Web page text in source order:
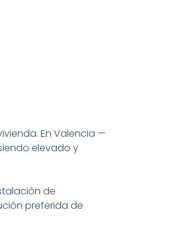
En Valencia —
elevado y
de
preferida de